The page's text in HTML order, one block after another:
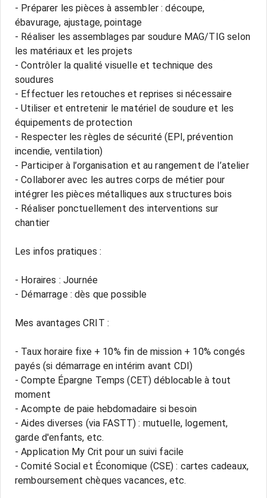
- Préparer les pièces à assembler : découpe,
ébavurage, ajustage, pointage
- Réaliser les assemblages par soudure MAG/TIG selon
les matériaux et les projets
- Contrôler la qualité visuelle et technique des
soudures
- Effectuer les retouches et reprises si nécessaire
- Utiliser et entretenir le matériel de soudure et les
équipements de protection
- Respecter les règles de sécurité (EPI, prévention
incendie, ventilation)
- Participer à l’organisation et au rangement de l’atelier
- Collaborer avec les autres corps de métier pour
intégrer les pièces métalliques aux structures bois
- Réaliser ponctuellement des interventions sur
chantier
Les infos pratiques :
- Horaires : Journée
- Démarrage : dès que possible
Mes avantages CRIT :
- Taux horaire fixe + 10% fin de mission + 10% congés
payés (si démarrage en intérim avant CDI)
- Compte Épargne Temps (CET) déblocable à tout
moment
- Acompte de paie hebdomadaire si besoin
- Aides diverses (via FASTT) : mutuelle, logement,
garde d'enfants, etc.
- Application My Crit pour un suivi facile
- Comité Social et Économique (CSE) : cartes cadeaux,
remboursement chèques vacances, etc.